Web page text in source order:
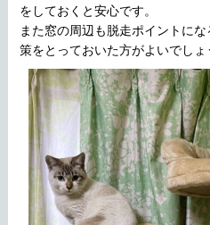
をしておくと安心です。
また窓の周辺も脱走ポイントに
策をとっておいた方がよいでしょ